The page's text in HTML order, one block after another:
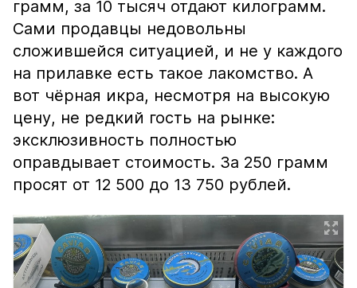
грамм, за 10 тысяч отдают килограмм.
Сами продавцы недовольны
сложившейся ситуацией, и не у каждого
на прилавке есть такое лакомство. А
вот чёрная икра, несмотря на высокую
цену, не редкий гость на рынке:
эксклюзивность полностью
оправдывает стоимость. За 250 грамм
просят от 12 500 до 13 750 рублей.